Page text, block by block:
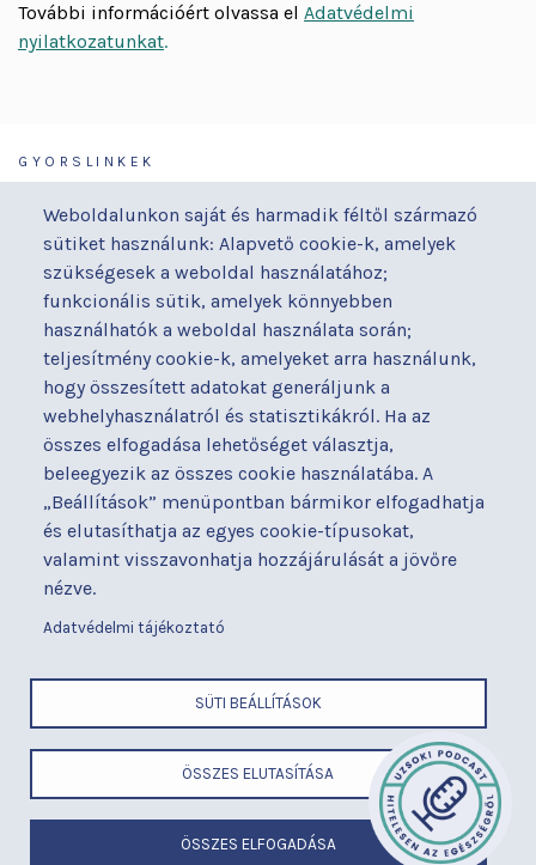
Weboldalunkon saját és harmadik féltől származó
sütiket használunk: Alapvető cookie-k, amelyek
szükségesek a weboldal használatához;
funkcionális sütik, amelyek könnyebben
használhatók a weboldal használata során;
teljesítmény cookie-k, amelyeket arra használunk,
hogy összesített adatokat generáljunk a
webhelyhasználatról és statisztikákról. Ha az
összes elfogadása lehetőséget választja,
beleegyezik az összes cookie használatába. A
„Beállítások” menüpontban bármikor elfogadhatja
és elutasíthatja az egyes cookie-típusokat,
valamint visszavonhatja hozzájárulását a jövőre
nézve.
Adatvédelmi tájékoztató
SÜTI BEÁLLÍTÁSOK
ÖSSZES ELUTASÍTÁSA
ÖSSZES ELFOGADÁSA
További információért olvassa el Adatvédelmi
nyilatkozatunkat.
a Semmelweis Egyetem Általános Orvostudományi Kar Gyakorló
GYORSLINKEK
Orvosaink
Osztályaink
Kapcsolat
Akadálymentesítési
nyilatkozat
Alapítványaink
Betegjogi képviselő
Címek és telefonszámok
Diagnosztika
Események
Gyermekmegőrző
Házirend
Hírek
Parkolás
Térítéses ellátás
Videógaléria
Visszajelzések
Várólista
Közérdekű adatok
LÁBLÉC
Cím
Telefonszám
Felhasználási feltételek